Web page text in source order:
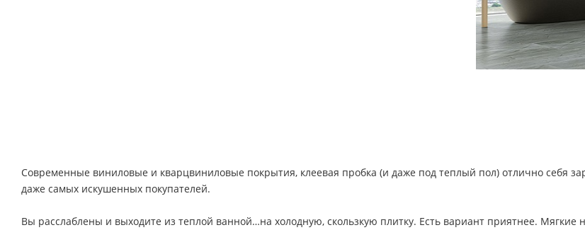
Современные виниловые и кварцвиниловые покрытия, клеевая пробка (и даже под теплый пол) отлично себя
даже самых искушенных покупателей.
Вы расслаблены и выходите из теплой ванной…на холодную, скользкую плитку. Есть вариант приятнее.